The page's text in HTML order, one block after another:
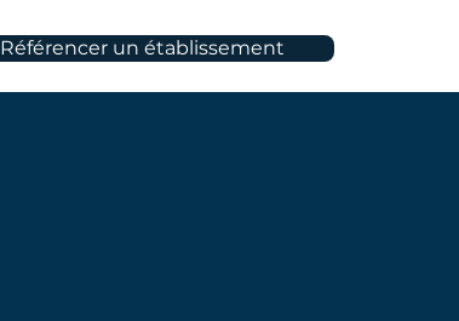
Référencer un établissement